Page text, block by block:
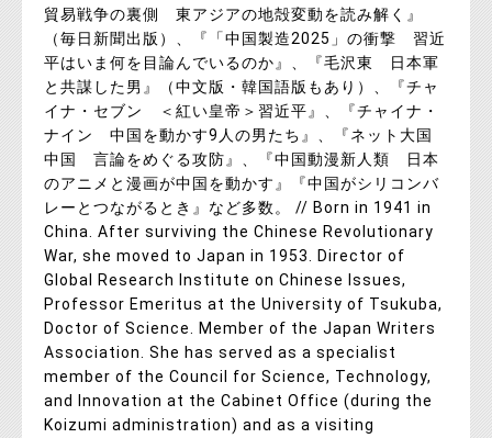
貿易戦争の裏側 東アジアの地殻変動を読み解く』
（毎日新聞出版）、『「中国製造2025」の衝撃 習近
平はいま何を目論んでいるのか』、『毛沢東 日本軍
と共謀した男』（中文版・韓国語版もあり）、『チャ
イナ・セブン ＜紅い皇帝＞習近平』、『チャイナ・
ナイン 中国を動かす9人の男たち』、『ネット大国
中国 言論をめぐる攻防』、『中国動漫新人類 日本
のアニメと漫画が中国を動かす』『中国がシリコンバ
レーとつながるとき』など多数。 // Born in 1941 in
China. After surviving the Chinese Revolutionary
War, she moved to Japan in 1953. Director of
Global Research Institute on Chinese Issues,
Professor Emeritus at the University of Tsukuba,
Doctor of Science. Member of the Japan Writers
Association. She has served as a specialist
member of the Council for Science, Technology,
and Innovation at the Cabinet Office (during the
Koizumi administration) and as a visiting